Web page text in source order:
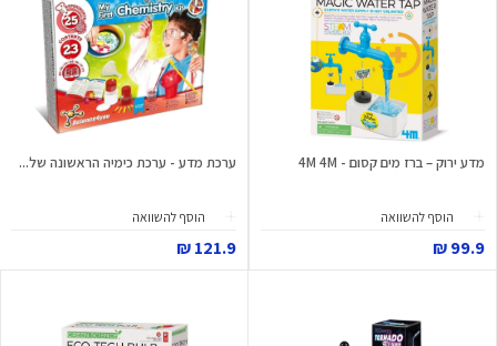
מדע ירוק – ברז מים קסום - 4M 4M
הוסף להשוואה
99.9 ₪
ערכת מדע - ערכת כימיה הראשונה של...
הוסף להשוואה
121.9 ₪